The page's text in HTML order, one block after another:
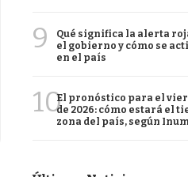
9
Qué significa la alerta
el gobierno y cómo se
en el país
10El pronóstico para el
de 2026: cómo estará el
zona del país, según